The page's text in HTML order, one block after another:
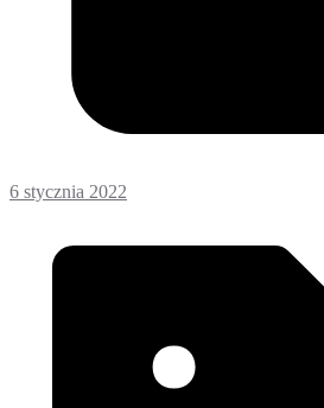
6 stycznia 2022